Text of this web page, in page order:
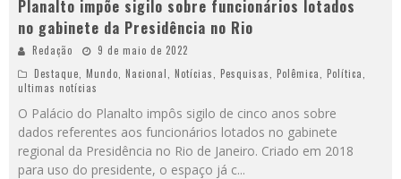
Planalto impõe sigilo sobre funcionários lotados
no gabinete da Presidência no Rio
Redação
9 de maio de 2022
Destaque Mundo Nacional Notícias Pesquisas Polêmica Política
ultimas notícias
O Palácio do Planalto impôs sigilo de cinco anos sobre
dados referentes aos funcionários lotados no gabinete
regional da Presidência no Rio de Janeiro. Criado em 2018
para uso do presidente, o espaço já c...